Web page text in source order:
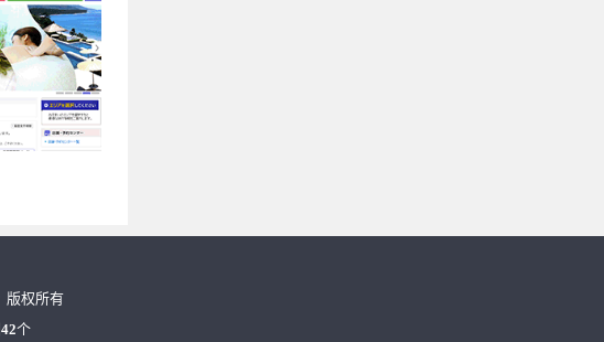
版权所有
42个